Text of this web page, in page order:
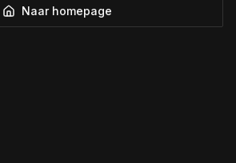
Naar homepage